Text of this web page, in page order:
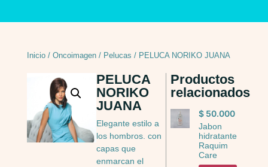
Inicio/ Oncoimagen/ Pelucas / PELUCA NORIKO JUANA
PELUCA
NORIKO
JUANA
Elegante estilo a
los hombros. con
capas que
enmarcan el
Productos
relacionados
$ 50.000
Jabon
hidratante
Raquim
Care